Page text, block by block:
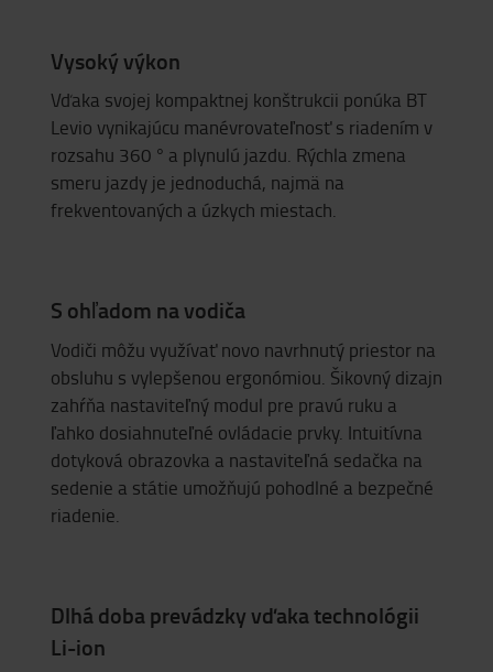
Vysoký výkon
Vďaka svojej kompaktnej konštrukcii ponúka BT
Levio vynikajúcu manévrovateľnosť s riadením v
rozsahu 360 ° a plynulú jazdu. Rýchla zmena
smeru jazdy je jednoduchá, najmä na
frekventovaných a úzkych miestach.
S ohľadom na vodiča
Vodiči môžu využívať novo navrhnutý priestor na
obsluhu s vylepšenou ergonómiou. Šikovný dizajn
zahŕňa nastaviteľný modul pre pravú ruku a
ľahko dosiahnuteľné ovládacie prvky. Intuitívna
dotyková obrazovka a nastaviteľná sedačka na
sedenie a státie umožňujú pohodlné a bezpečné
riadenie.
Dlhá doba prevádzky vďaka technológii
Li-ion